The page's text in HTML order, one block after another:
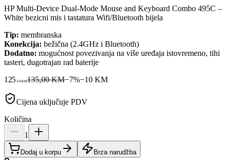
HP Multi-Device Dual-Mode Mouse and Keyboard Combo 495C –
White bezicni mis i tastatura Wifi/Bluetooth bijela
Tip: membranska
Konekcija: bežična (2.4GHz i Bluetooth)
Dodatno: mogućnost povezivanja na više uređaja istovremeno, tihi
tasteri, dugotrajan rad baterije
125 00KM135,00 KM−7%−10 KM
Cijena uključuje PDV
Količina
1
Dodaj u korpu Brza narudžba